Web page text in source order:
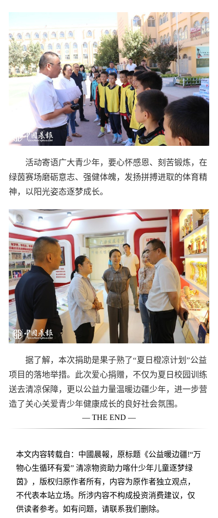
活动寄语广大青少年，要心怀感恩、刻苦锻炼，在
绿茵赛场磨砺意志、强健体魄，发扬拼搏进取的体育精
神，以阳光姿态逐梦成长。
据了解，本次捐助是果子熟了“夏日橙凉计划”公益
项目的落地举措。此次爱心捐赠，不仅为夏日校园训练
送去清凉保障，更以公益力量温暖边疆少年，进一步营
造了关心关爱青少年健康成长的良好社会氛围。
— THE END —
本文内容转载自：中國晨報，原标题《公益暖边疆!“万
物心生循环有爱” 清凉物资助力喀什少年儿童逐梦绿
茵》，版权归原作者所有，内容为原作者独立观点，
不代表本站立场。所涉内容不构成投资消费建议，仅
供读者参考。如有问题，请联系我们删除。